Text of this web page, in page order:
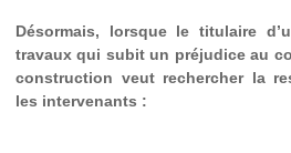
Désormais, lorsque le titulaire
travaux qui subit un préjudice au
construction veut rechercher la
les intervenants :